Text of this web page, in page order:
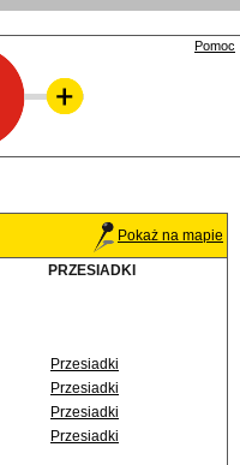
Pomoc
Pokaż na mapie
PRZESIADKI
Przesiadki
Przesiadki
Przesiadki
Przesiadki